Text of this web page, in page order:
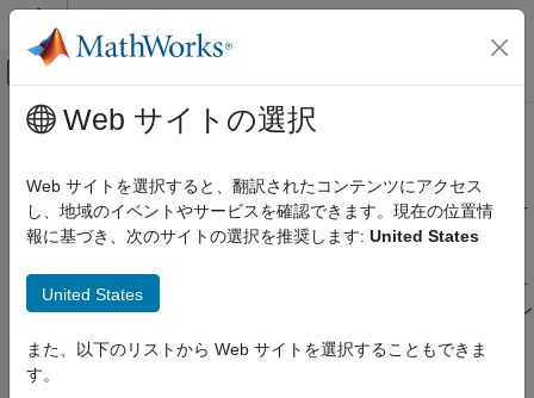
コンテンツへスキップ
オフキャンバス ナビゲーション メ
ドキュメンテーションのホーム
Antenna Toolbox
アンテナ カタログ
カテゴリ
キャビティ アンテナ
クローバーリーフ アンテナ
円錐アンテナ
メインコンテンツ
ダイポール アンテナ
メアンダ、折返しダイポール、ボウタイ、ブレード、クロス、サ
イクロイド、円筒形ダイポール、ロンビック、バイカッド
ダイポールは平衡型アンテナであり、最も基本的な形式のアンテ
ナです。標準的なダイポール アンテナは無指向性の放射パターン
アンテナへの給電源など、さまざまな用途で使用されます。
Web サイトの選択
Web サイトを選択すると、翻訳されたコンテンツにアクセス
し、地域のイベントやサービスを確認できます。現在の位置情
報に基づき、次のサイトの選択を推奨します: United States
United States
また、以下のリストから Web サイトを選択することもできま
す。